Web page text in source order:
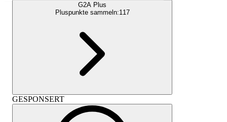
G2A Plus
Pluspunkte sammeln:117
GESPONSERT